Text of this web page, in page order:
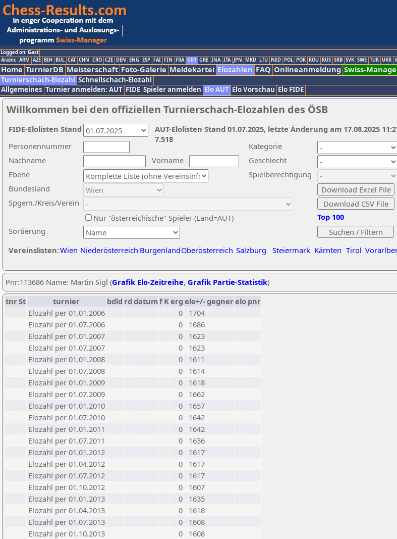
Logged on: Gast
Arabic ARM AZE BIH BUL CAT CHN CRO CZE DEN ENG ESP FAI FIN FRA GER GRE INA ITA JPN MKD LTU NED POL POR ROU RUS SRB SVK SWE TUR UKR
Home TurnierDB Meisterschaft Foto-Galerie Meldekartei Elozahlen FAQ Onlineanmeldung Swiss-
Turnierschach-Elozahl Schnellschach-Elozahl
Allgemeines Turnier anmelden: AUT FIDE Spieler anmelden Elo AUT Elo Vorschau Elo FIDE
Willkommen bei den offiziellen Turnierschach-Elozahlen des ÖSB
Nachname
Vorname
Ebene
Kategorie
Sortierung
Personennummer
Bundesland
Spgem./Kreis/Verein
Geschlecht
Nur "österreichische" Spieler (Land=AUT)
Spielberechtigung
Vereinslisten:Wien Niederösterreich BurgenlandOberösterreich Salzburg Steiermark Kärnten Tirol
Top 100
AUT-Elolisten Stand 01.07.2025, letzte Änderung am 17.08.2025
7.518
FIDE-Elolisten Stand
Pnr:113686 Name: Martin Sigl (Grafik Elo-Zeitreihe, Grafik Partie-Statistik)
tnrSt turnier bdld rd datumf Kerg elo+/-gegnerelo pnr
Elozahl per 01.01.2006
0
1704
Elozahl per 01.07.2006
0
1686
Elozahl per 01.01.2007
0
1623
Elozahl per 01.07.2007
0
1623
Elozahl per 01.01.2008
0
1611
Elozahl per 01.07.2008
0
1614
Elozahl per 01.01.2009
0
1618
Elozahl per 01.07.2009
0
1662
Elozahl per 01.01.2010
0
1657
Elozahl per 01.07.2010
0
1642
Elozahl per 01.01.2011
0
1642
Elozahl per 01.07.2011
0
1636
Elozahl per 01.01.2012
0
1617
Elozahl per 01.04.2012
0
1617
Elozahl per 01.07.2012
0
1617
Elozahl per 01.10.2012
0
1607
Elozahl per 01.01.2013
0
1635
Elozahl per 01.04.2013
0
1618
Elozahl per 01.07.2013
0
1608
Elozahl per 01.10.2013
0
1608